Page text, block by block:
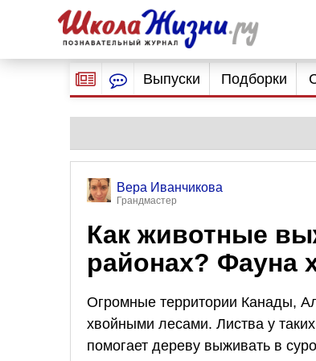
Выпуски Подборки
Вера Иванчикова
Грандмастер
Как животные
районах? Фауна
Огромные территории Канады,
хвойными лесами. Листва у
помогает дереву выживать в